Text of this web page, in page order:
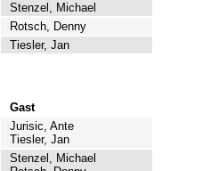
Stenzel, Michael
Rotsch, Denny
Tiesler, Jan
Gast
Jurisic, Ante
Tiesler, Jan
Stenzel, Michael